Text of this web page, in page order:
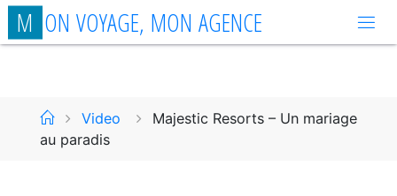
Aller
auM ON VOYAGE, MON AGENCE
AccueilVideo
Majestic Resorts – Un mariage
au paradis